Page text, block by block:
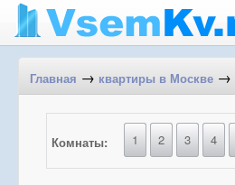
Главная → квартиры в Москве →
Комнаты: 1 2 3 4